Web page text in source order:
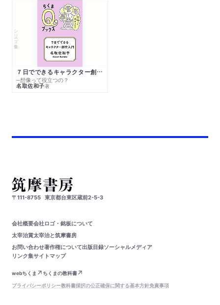
シリーズ・全集
７日でできるキャラクター創作入門
─想像って役立つの？
名取佐和子著
〒111-8755 東京都台東区蔵前2-5-3
会社概要会社ロゴ・銘板について
太宰治賞太宰治と筑摩書房
お問い合わせ著作権について出版目録ソーシャルメディア
リンク集サイトマップ
webちくま
ちくまの教科書
プライバシーポリシー教科書採択の公正確保に関する基本方針免責事項